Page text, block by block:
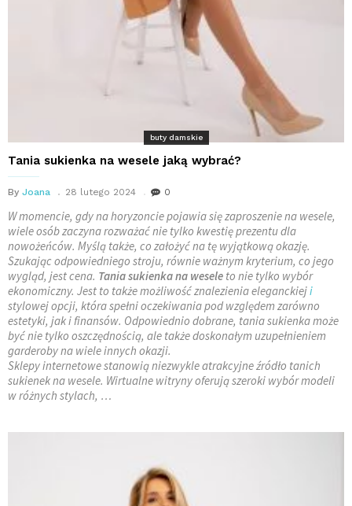
buty damskie
Tania sukienka na wesele jaką wybrać?
By Joana 28 lutego 2024 0
W momencie, gdy na horyzoncie pojawia się zaproszenie na wesele,
wiele osób zaczyna rozważać nie tylko kwestię prezentu dla
nowożeńców. Myślą także, co założyć na tę wyjątkową okazję.
Szukając odpowiedniego stroju, równie ważnym kryterium, co jego
wygląd, jest cena. Tania sukienka na wesele to nie tylko wybór
ekonomiczny. Jest to także możliwość znalezienia eleganckieji
stylowej opcji, która spełni oczekiwania pod względem zarówno
estetyki, jak i finansów. Odpowiednio dobrane, tania sukienka może
być nie tylko oszczędnością, ale także doskonałym uzupełnieniem
garderoby na wiele innych okazji.
Sklepy internetowe stanowią niezwykle atrakcyjne źródło tanich
sukienek na wesele. Wirtualne witryny oferują szeroki wybór modeli
w różnych stylach, …